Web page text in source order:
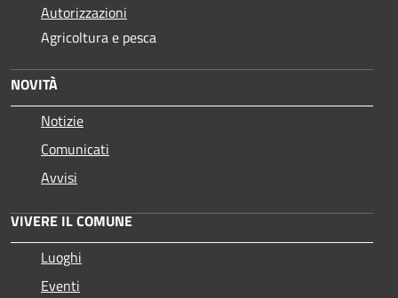
Autorizzazioni
Agricoltura e pesca
NOVITÀ
Notizie
Comunicati
Avvisi
VIVERE IL COMUNE
Luoghi
Eventi